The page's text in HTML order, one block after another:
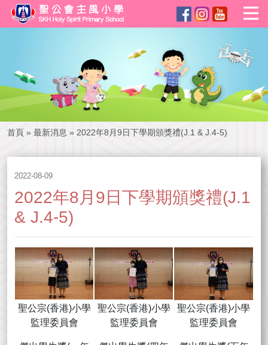
首頁 » 最新消息 » 2022年8月9日下學期頒獎禮(J.1 & J.4-5)
2022-08-09
2022年8月9日下學期頒獎禮(J.1
& J.4-5)
聖公宗(香港)小學
監理委員會
聖公宗(香港)小學
監理委員會
聖公宗(香港)小學
監理委員會